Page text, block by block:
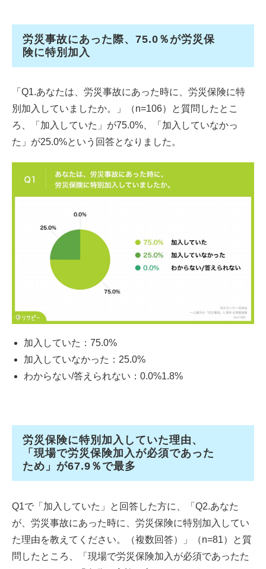
労災事故にあった際、75.0％が労災保
険に特別加入
「Q1.あなたは、労災事故にあった時に、労災保険に特
別加入していましたか。」（n=106）と質問したとこ
ろ、「加入していた」が75.0%、「加入していなかっ
た」が25.0%という回答となりました。
加入していた：75.0%
加入していなかった：25.0%
わからない/答えられない：0.0%1.8%
労災保険に特別加入していた理由、
「現場で労災保険加入が必須であった
ため」が67.9％で最多
Q1で「加入していた」と回答した方に、「Q2.あなた
が、労災事故にあった時に、労災保険に特別加入してい
た理由を教えてください。（複数回答）」（n=81）と質
問したところ、「現場で労災保険加入が必須であったた